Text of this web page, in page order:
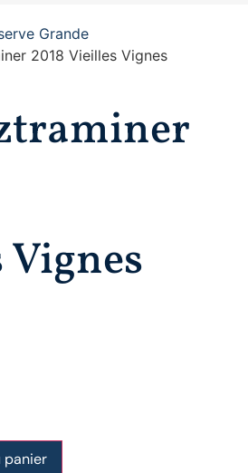
Grande
2018 Vieilles Vignes
panier